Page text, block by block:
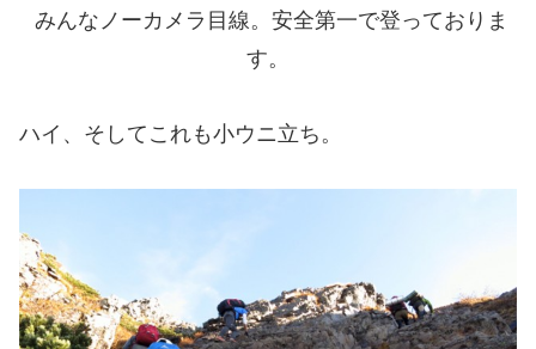
みんなノーカメラ目線。安全第一で登っておりま
す。
ハイ、そしてこれも小ウニ立ち。